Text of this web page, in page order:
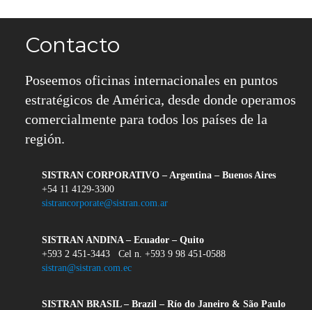
Contacto
Poseemos oficinas internacionales en puntos
estratégicos de América, desde donde operamos
comercialmente para todos los países de la
región.
SISTRAN CORPORATIVO – Argentina – Buenos Aires
+54 11 4129-3300
sistrancorporate@sistran.com.ar
SISTRAN ANDINA – Ecuador – Quito
+593 2 451-3443 Cel n. +593 9 98 451-0588
sistran@sistran.com.ec
SISTRAN BRASIL – Brazil – Río do Janeiro & São Paulo